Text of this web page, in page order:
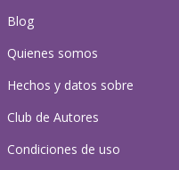
Blog
Quienes somos
Hechos y datos sobre
Club de Autores
Condiciones de uso